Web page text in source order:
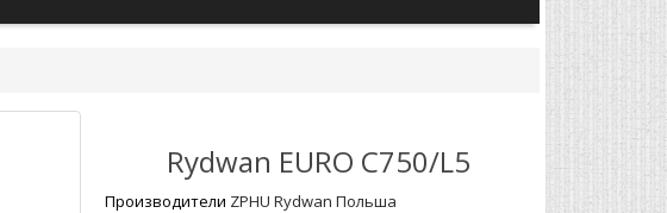
Rydwan EURO C750/L5
Производители ZPHU Rydwan Польша